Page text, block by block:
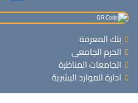
بنك المعرفة
الحرم الجامعى
الجامعات المناظرة
ادارة الموارد البشرية